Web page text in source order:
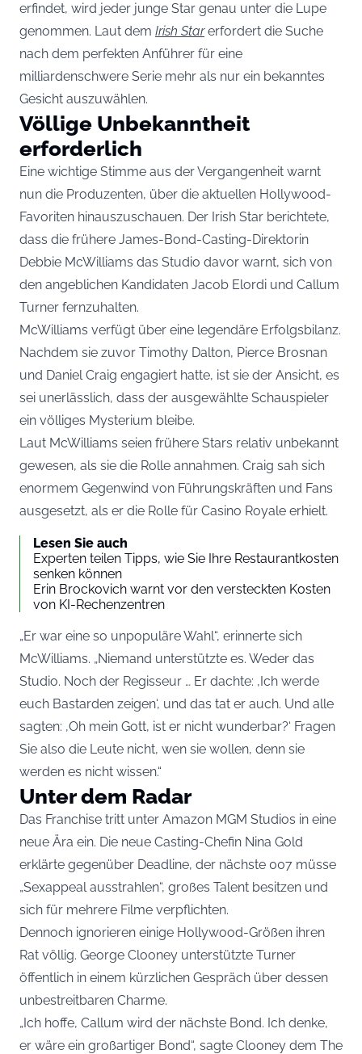
erfindet, wird jeder junge Star genau unter die Lupe
genommen. Laut dem Irish Starerfordert die Suche
nach dem perfekten Anführer für eine
milliardenschwere Serie mehr als nur ein bekanntes
Gesicht auszuwählen.
Völlige Unbekanntheit
erforderlich
Eine wichtige Stimme aus der Vergangenheit warnt
nun die Produzenten, über die aktuellen Hollywood-
Favoriten hinauszuschauen. Der Irish Star berichtete,
dass die frühere James-Bond-Casting-Direktorin
Debbie McWilliams das Studio davor warnt, sich von
den angeblichen Kandidaten Jacob Elordi und Callum
Turner fernzuhalten.
McWilliams verfügt über eine legendäre Erfolgsbilanz.
Nachdem sie zuvor Timothy Dalton, Pierce Brosnan
und Daniel Craig engagiert hatte, ist sie der Ansicht, es
sei unerlässlich, dass der ausgewählte Schauspieler
ein völliges Mysterium bleibe.
Laut McWilliams seien frühere Stars relativ unbekannt
gewesen, als sie die Rolle annahmen. Craig sah sich
enormem Gegenwind von Führungskräften und Fans
ausgesetzt, als er die Rolle für Casino Royale erhielt.
Lesen Sie auch
Experten teilen Tipps, wie Sie Ihre Restaurantkosten
senken können
Erin Brockovich warnt vor den versteckten Kosten
von KI-Rechenzentren
„Er war eine so unpopuläre Wahl“, erinnerte sich
McWilliams. „Niemand unterstützte es. Weder das
Studio. Noch der Regisseur … Er dachte: ‚Ich werde
euch Bastarden zeigen‘, und das tat er auch. Und alle
sagten: ‚Oh mein Gott, ist er nicht wunderbar?‘ Fragen
Sie also die Leute nicht, wen sie wollen, denn sie
werden es nicht wissen.“
Unter dem Radar
Das Franchise tritt unter Amazon MGM Studios in eine
neue Ära ein. Die neue Casting-Chefin Nina Gold
erklärte gegenüber Deadline, der nächste 007 müsse
„Sexappeal ausstrahlen“, großes Talent besitzen und
sich für mehrere Filme verpflichten.
Dennoch ignorieren einige Hollywood-Größen ihren
Rat völlig. George Clooney unterstützte Turner
öffentlich in einem kürzlichen Gespräch über dessen
unbestreitbaren Charme.
„Ich hoffe, Callum wird der nächste Bond. Ich denke,
er wäre ein großartiger Bond“, sagte Clooney dem The